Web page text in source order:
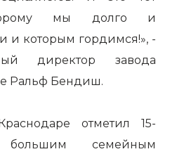
мы долго и
и которым гордимся!», -
директор завода
Ральф Бендиш.
отметил 15-
семейным